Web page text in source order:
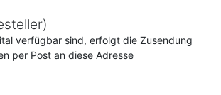
verfügbar sind, erfolgt die Zusendung
per Post an diese Adresse